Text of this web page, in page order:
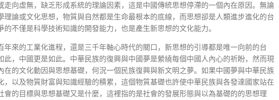
向虛無，缺乏形成系統的理論因素，這是中國傳統思想停滯的一個內在原因。無論
理論或文化思想，物質與自然都是生命最根本的底線，而思想卻是人類進步進化的台
不僅是科學技術知識的開發能力，也是產生新思想的文化能力。
年來的工業化進程，還是三千年軸心時代的關口，新思想的引導都是唯一向前的台
此，中國更是如此。中華民族的復興與中國夢是縈繞每個中國人內心的祈盼，然而現
在的文化動因與思想基礎，何況一個民族復興與新文明之夢。如果中國夢與中華民族
以及物質財富與知識經驗的積累，這個物質基礎也許使中華民族與各發達國家站在
會的目標與思想基礎又是什麼，這裡指的是社會的發展形態與以為基礎的的思想理